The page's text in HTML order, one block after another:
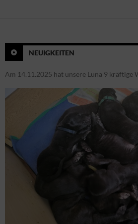
NEUIGKEITEN
Am 14.11.2025 hat unsere Luna 9 kräftige